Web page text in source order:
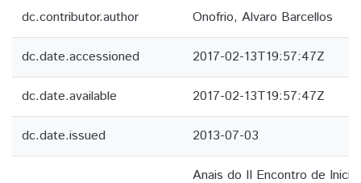
dc.contributor.author Onofrio, Alvaro Barcellos
dc.date.accessioned 2017-02-13T19:57:47Z
dc.date.available 2017-02-13T19:57:47Z
dc.date.issued 2013-07-03
Anais do II Encontro de